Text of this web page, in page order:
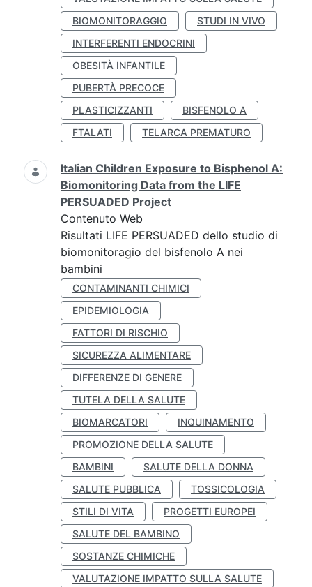
BIOMONITORAGGIO
STUDI IN VIVO
INTERFERENTI ENDOCRINI
OBESITÀ INFANTILE
PUBERTÀ PRECOCE
PLASTICIZZANTI
BISFENOLO A
FTALATI
TELARCA PREMATURO
Italian Children Exposure to Bisphenol A:
Biomonitoring Data from the LIFE
PERSUADED Project
Contenuto Web
Risultati LIFE PERSUADED dello studio di
biomonitoragio del bisfenolo A nei
bambini
CONTAMINANTI CHIMICI
EPIDEMIOLOGIA
FATTORI DI RISCHIO
SICUREZZA ALIMENTARE
DIFFERENZE DI GENERE
TUTELA DELLA SALUTE
BIOMARCATORI
INQUINAMENTO
PROMOZIONE DELLA SALUTE
BAMBINI
SALUTE DELLA DONNA
SALUTE PUBBLICA
TOSSICOLOGIA
STILI DI VITA
PROGETTI EUROPEI
SALUTE DEL BAMBINO
SOSTANZE CHIMICHE
VALUTAZIONE IMPATTO SULLA SALUTE